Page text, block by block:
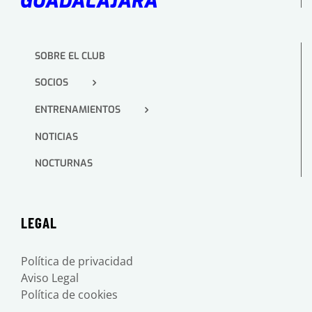
SOBRE EL CLUB
SOCIOS
ENTRENAMIENTOS
NOTICIAS
NOCTURNAS
LEGAL
Política de privacidad
Aviso Legal
Política de cookies